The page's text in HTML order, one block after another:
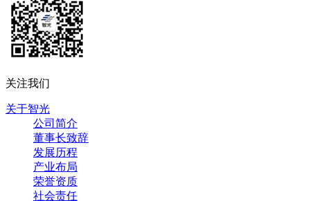
关注我们
关于智光
公司简介
董事长致辞
发展历程
产业布局
荣誉资质
社会责任